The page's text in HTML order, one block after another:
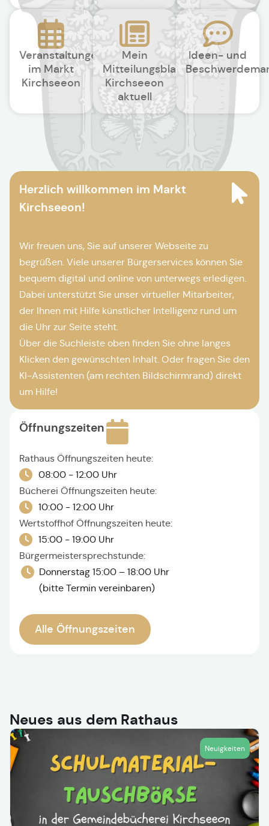
Veranstaltungen
im Markt
Kirchseeon
Mein
Mitteilungsblatt
Kirchseeon
aktuell
Ideen- und
Herzlich willkommen im Markt
Kirchseeon!
Wir freuen uns, Sie auf unserer Webseite zu
begrüßen. Viele unserer Bürgerservices können Sie
bequem digital und online von unterwegs erledigen.
Dabei unterstützt Sie unser virtueller Mitarbeiter,
der Ihnen mit Hilfe künstlicher Intelligenz rund um
die Uhr zur Seite steht.
Über die Suchleiste oben finden Sie ohne langes
Klicken den gewünschten Inhalt. Oder fragen Sie den
KI-Assistenten (am rechten Bildschirmrand) direkt
um Hilfe!
Öffnungszeiten
Rathaus Öffnungszeiten heute:
08:00 - 12:00 Uhr
Bücherei Öffnungszeiten heute:
10:00 - 12:00 Uhr
Wertstoffhof Öffnungszeiten heute:
15:00 - 19:00 Uhr
Bürgermeistersprechstunde:
Donnerstag 15:00 – 18:00 Uhr
(bitte Termin vereinbaren)
Alle Öffnungszeiten
Neues aus dem Rathaus
Neuigkeiten